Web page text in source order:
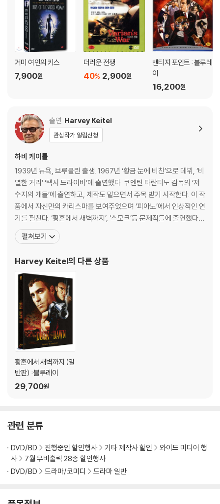
거미 여인의 키스
7,900원
더러운 전쟁
2,900원
40%
밴티지 포인트 : 블루레
이
16,200원
출연 Harvey Keitel
관심작가 알림신청
하비 케이틀
1939년 뉴욕, 브루클린 출생. 1967년 ‘황금 눈에 비친’으로 데뷔, ‘비
열한 거리’ ‘택시 드라이버’에 출연했다. 쿠엔틴 타란티노 감독의 ‘저
수지의 개들’에 출연하고, 제작도 맡으면서 주목 받기 시작한다. 이 작
품에서 자신만의 카리스마를 보여주었으며 ‘피아노’에서 인상적인 연
기를 펼친다. ‘황혼에서 새벽까지’, ‘스모크’등 문제작들에 출연했다. 1
992년 ‘벅시’로 아카데미 남우조연상에 노미네이트 된 바 있다. [필
모그래피]택시 드라이버(1976)|주연배우 배드 타이밍(1980)|주연
주연배우 벅시(1
펼쳐보기
Harvey Keitel의 다른 상품
황혼에서 새벽까지 (일
반판) : 블루레이
29,700원
관련 분류
DVD/BD 진행중인 할인행사 기타 제작사 할인
와이드 미디어 행
사
7월 무비홀릭 28종 할인행사
DVD/BD
드라마/코미디 드라마 일반